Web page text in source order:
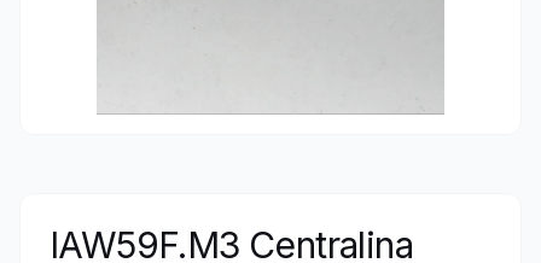
IAW59F.M3 Centralina